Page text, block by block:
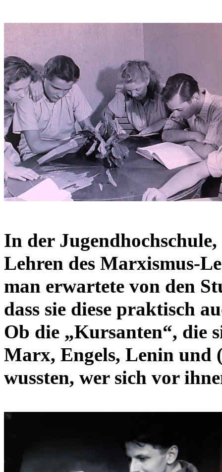
In der
Lehren des Marxismus-
man erwartete von den
dass sie diese praktisch
Ob die „Kursanten“, die
Marx, Engels, Lenin und
wussten, wer sich vor